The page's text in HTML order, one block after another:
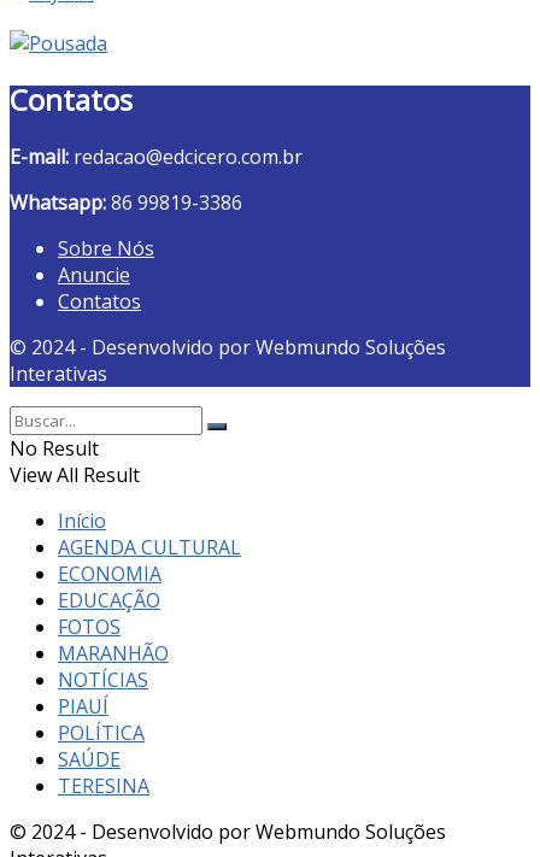
Contatos
E-mail: redacao@edcicero.com.br
Whatsapp:86 99819-3386
Sobre Nós
Anuncie
Contatos
© 2024 - Desenvolvido por Webmundo Soluções
Interativas
No Result
View All Result
Início
AGENDA CULTURAL
ECONOMIA
EDUCAÇÃO
FOTOS
MARANHÃO
NOTÍCIAS
PIAUÍ
POLÍTICA
SAÚDE
TERESINA
© 2024 - Desenvolvido por Webmundo Soluções